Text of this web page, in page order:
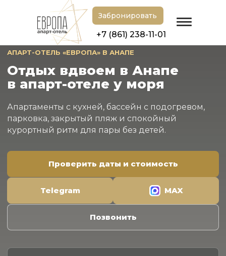
Забронировать
+7 (861) 238-11-01
АПАРТ-ОТЕЛЬ «ЕВРОПА» В АНАПЕ
Отдых вдвоем в Анапе
в апарт-отеле у моря
Апартаменты с кухней, бассейн с подогревом,
парковка, закрытый пляж и спокойный
курортный ритм для пары без детей.
Проверить даты и стоимость
Telegram MAX
Позвонить